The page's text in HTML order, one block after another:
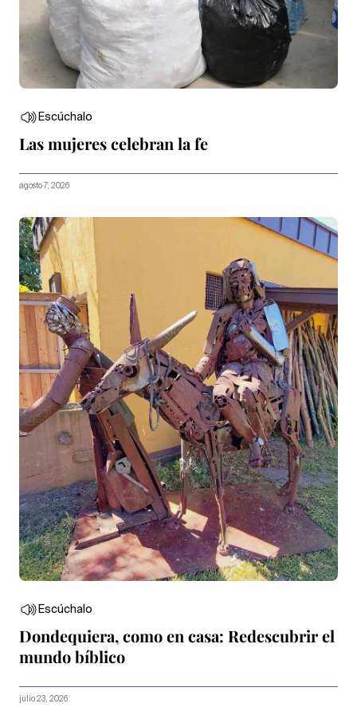
Escúchalo
Las mujeres celebran la fe
agosto 7, 2026
Escúchalo
Dondequiera, como en casa: Redescubrir el
mundo bíblico
julio 23, 2026